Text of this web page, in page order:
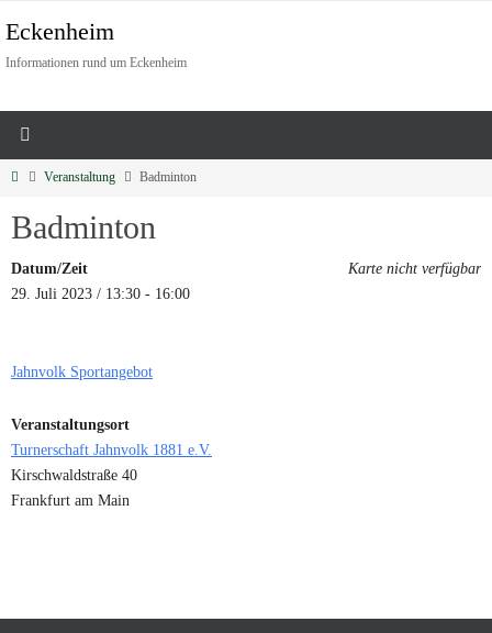
Eckenheim
Informationen rund um Eckenheim
Veranstaltung Badminton
Badminton
Karte nicht verfügbar
Datum/Zeit
29. Juli 2023 / 13:30 - 16:00
Jahnvolk Sportangebot
Veranstaltungsort
Turnerschaft Jahnvolk 1881 e.V.
Kirschwaldstraße 40
Frankfurt am Main